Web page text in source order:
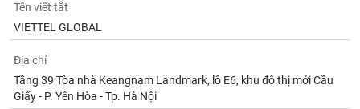
Tên viết tắt
VIETTEL GLOBAL
Địa chỉ
Tầng 39 Tòa nhà Keangnam Landmark, lô E6, khu đô thị mới Cầu
Giấy - P. Yên Hòa - Tp. Hà Nội